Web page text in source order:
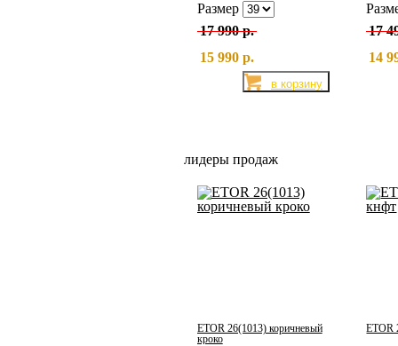
Размер
17 990 р.
15 990 р.
17
14
лидеры продаж
ETOR 26(1013) коричневый
кроко
ETOR